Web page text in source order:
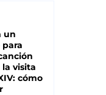
un
para
visita
cómo